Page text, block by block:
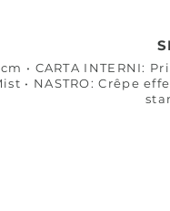
cm • CARTA INTERNI:
• NASTRO: Crêpe